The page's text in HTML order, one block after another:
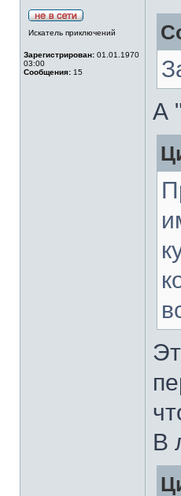
Искатель приключений
Зарегистрирован: 01.01.1970
03:00
Сообщения: 15
А
В